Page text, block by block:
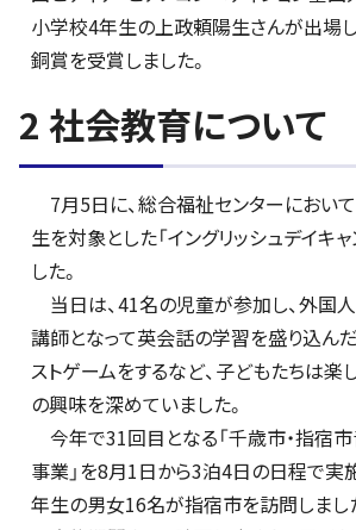
小学校4年生の上政頼陽生さんが出場
銅賞を受賞しました。
2 社会教育について
7月5日に、総合福祉センターにおい
生を対象とした「イングリッシュデイキ
した。
当日は、41名の児童が参加し、外国
講師となって英会話の学習を盛り込ん
ストゲームをするなど、子どもたちは
の興味を深めていました。
今年で31回目となる「千歳市・指宿
事業」を8月1日から3泊4日の日程で実
年生の男女16名が指宿市を訪問しまし